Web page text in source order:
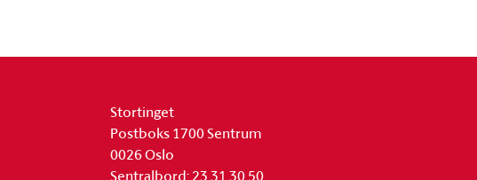
Stortinget
Postboks 1700 Sentrum
0026 Oslo
Sentralbord: 23 31 30 50